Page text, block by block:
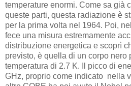
temperature enormi. Come sa già
queste parti, questa radiazione è
per la prima volta nel 1964. Poi,
fece una misura estremamente
distribuzione energetica e scoprì
previsto, è quella di un corpo nero
temperatura di 2.7 K. Il picco di
GHz, proprio come indicato nella